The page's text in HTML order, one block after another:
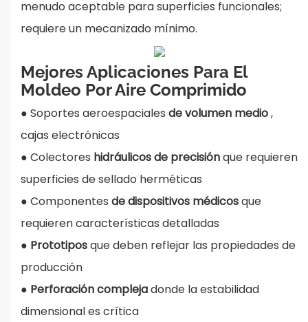
menudo aceptable para superficies funcionales;
requiere un mecanizado mínimo.
Mejores Aplicaciones Para El
Moldeo Por Aire Comprimido
● Soportes aeroespaciales de volumen medio,
cajas electrónicas
● Colectores hidráulicos de precisiónque requieren
superficies de sellado herméticas
● Componentes de dispositivos médicosque
requieren características detalladas
● Prototiposque deben reflejar las propiedades de
producción
● Perforación complejadonde la estabilidad
dimensional es crítica